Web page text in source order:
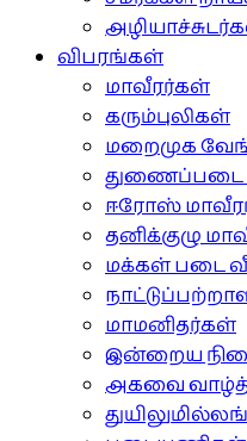
விபரங்கள்
மாவீரர்கள்
கரும்புலிகள்
மறைமுக
துணைப்படை
ஈரோஸ்
தனிக்குழு
மக்கள் படை
மாமனிதர்கள்
இன்றைய
அகவை